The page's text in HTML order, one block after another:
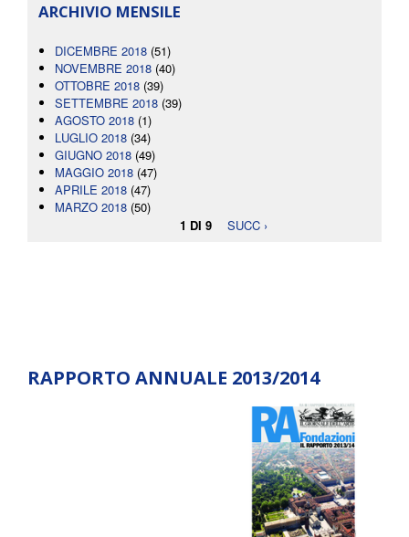
ARCHIVIO MENSILE
DICEMBRE 2018 (51)
NOVEMBRE 2018 (40)
OTTOBRE 2018 (39)
SETTEMBRE 2018 (39)
AGOSTO 2018 (1)
LUGLIO 2018 (34)
GIUGNO 2018 (49)
MAGGIO 2018 (47)
APRILE 2018 (47)
MARZO 2018 (50)
1 DI 9
SUCC ›
RAPPORTO ANNUALE 2013/2014